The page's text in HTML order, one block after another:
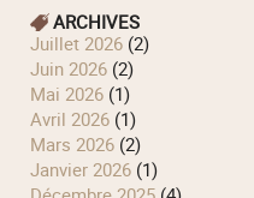
ARCHIVES
juillet 2026(2)
juin 2026(2)
mai 2026(1)
avril 2026(1)
mars 2026(2)
janvier 2026(1)